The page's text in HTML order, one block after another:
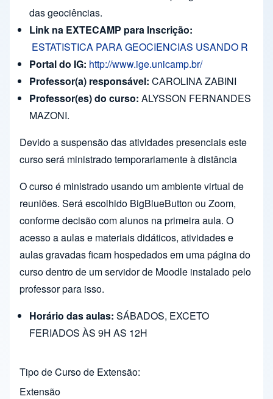
das geociências.
Link na EXTECAMP para Inscrição:
ESTATISTICA PARA GEOCIENCIAS USANDO R
Portal do IG: http://www.ige.unicamp.br/
Professor(a) responsável: CAROLINA ZABINI
Professor(es) do curso: ALYSSON FERNANDES
MAZONI.
Devido a suspensão das atividades presenciais este
curso será ministrado temporariamente à distância
O curso é ministrado usando um ambiente virtual de
reuniões. Será escolhido BigBlueButton ou Zoom,
conforme decisão com alunos na primeira aula. O
acesso a aulas e materiais didáticos, atividades e
aulas gravadas ficam hospedados em uma página do
curso dentro de um servidor de Moodle instalado pelo
professor para isso.
Horário das aulas: SÁBADOS, EXCETO
FERIADOS ÀS 9H AS 12H
Tipo de Curso de Extensão
Extensão